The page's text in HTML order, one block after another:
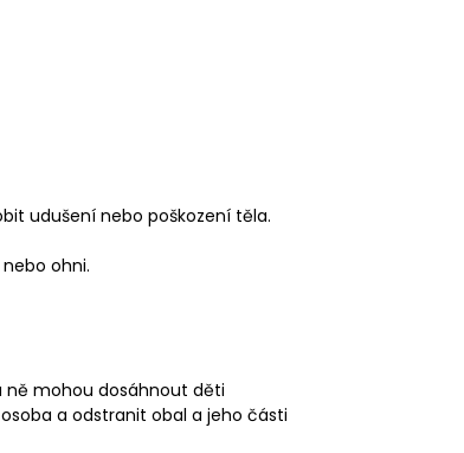
udušení nebo poškození těla.
ohni.
ně mohou dosáhnout děti
a odstranit obal a jeho části